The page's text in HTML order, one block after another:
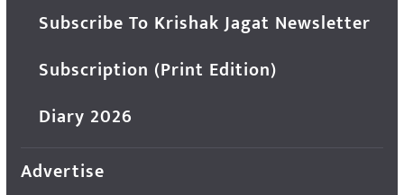
Subscribe To Krishak Jagat Newsletter
Subscription (Print Edition)
Diary 2026
Advertise